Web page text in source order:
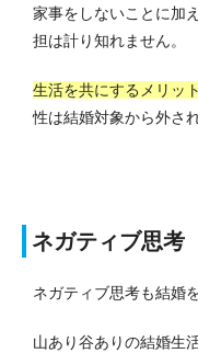
家事をしないことに加
担は計り知れません。
生活を共にするメリッ
性は結婚対象から外さ
ネガティブ思考
ネガティブ思考も結婚
山あり谷ありの結婚生